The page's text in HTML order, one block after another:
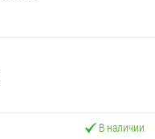
В наличии